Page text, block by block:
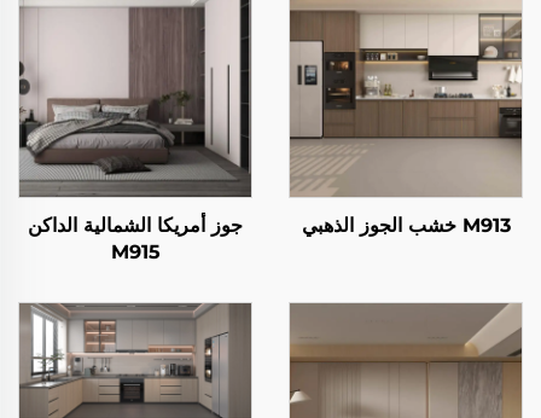
M913 خشب الجوز الذهبي
جوز أمريكا الشمالية الداكن
M915